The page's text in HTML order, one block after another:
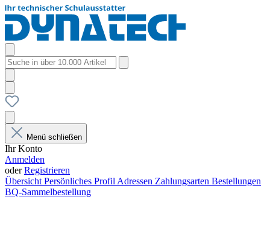
Menü schließen
Ihr Konto
Anmelden
oderRegistrieren
Übersicht Persönliches Profil Adressen Zahlungsarten Bestellungen
BQ-Sammelbestellung